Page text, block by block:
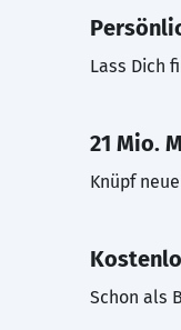
Lass Dich
21 Mio.
Knüpf
Schon als